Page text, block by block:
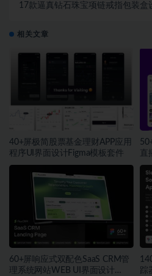
17款逼真钻石珠宝项链戒指包装盒
相关文章
40+屏极简股票基金理财APP应用
程序UI界面设计Figma模板套件
直
件
60+屏响应式双配色SaaS CRM管
理系统网站WEB UI界面设计
踪